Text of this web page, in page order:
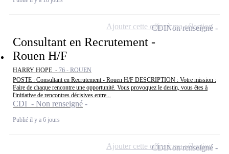
Consultant en Recrutement -
Rouen H/F
HARRY HOPE - 76 - ROUEN
POSTE : Consultant en Recrutement - Rouen H/F DESCRIPTION : Votre mission :
Faire de chaque rencontre une opportunité. Vous provoquez le destin, vous êtes à
l'initiative de rencontres décisives entre...
CDI - Non renseigné
Publié il y a 6 jours
CDINon renseigné
Ajouter cette offre à ma sélection
CDINon renseigné
Ajouter cette offre à ma sélection